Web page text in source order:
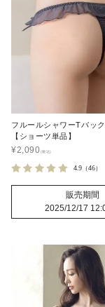
フルールシャワーTバッ
【ショーツ単品】
¥2,090
4.9 （46）
販売期間
2025/12/17